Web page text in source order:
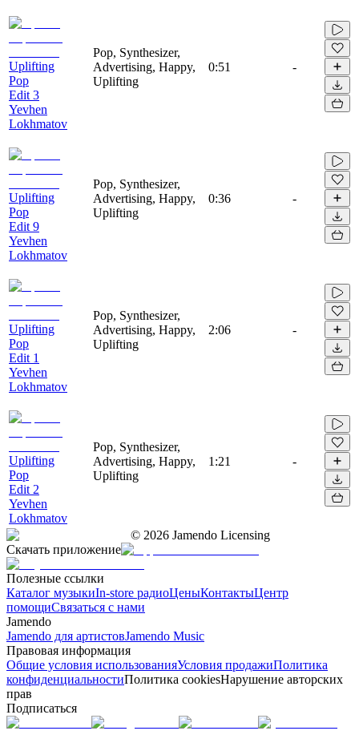
Uplifting
Pop
Edit 3
Yevhen
Lokhmatov
Pop, Synthesizer,
Advertising, Happy,
Uplifting
0:51 -
Uplifting
Pop
Edit 9
Yevhen
Lokhmatov
Pop, Synthesizer,
Advertising, Happy,
Uplifting
0:36 -
Uplifting
Pop
Edit 1
Yevhen
Lokhmatov
Pop, Synthesizer,
Advertising, Happy,
Uplifting
2:06 -
Uplifting
Pop
Edit 2
Yevhen
Lokhmatov
Pop, Synthesizer,
Advertising, Happy,
Uplifting
1:21 -
© 2026 Jamendo Licensing
Скачать приложение
Полезные ссылки
Каталог музыкиIn-store радиоЦеныКонтактыЦентр
помощиСвязаться с нами
Jamendo
Jamendo для артистовJamendo Music
Правовая информация
Общие условия использованияУсловия продажиПолитика
конфиденциальностиПолитика cookiesНарушение авторских
прав
Подписаться